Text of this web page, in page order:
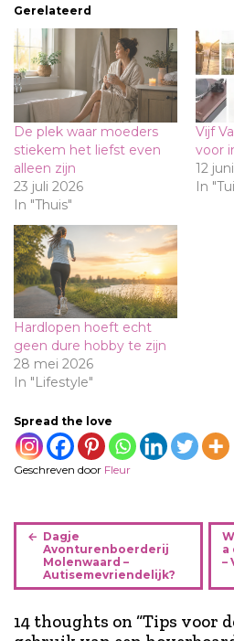
Gerelateerd
De plek waar moeders
stiekem het liefst even
alleen zijn
23 juli 2026
In "Thuis"
Vijf
voor
12
In
Hardlopen hoeft echt
geen dure hobby te zijn
28 mei 2026
In "Lifestyle"
Spread the love
Geschreven door Fleur
B
i
h
Dagje
Avonturenboerderij
Molenwaard –
Autisemevriendelijk?
a
–
14 thoughts on “Tips voor